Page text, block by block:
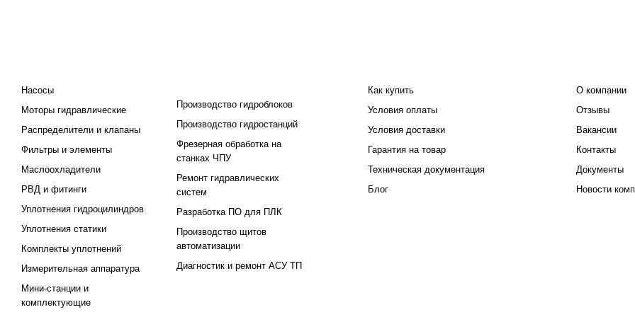
Насосы
Моторы гидравлические
Распределители и клапаны
Фильтры и элементы
Маслоохладители
РВД и фитинги
Уплотнения гидроцилиндров
Уплотнения статики
Комплекты уплотнений
Измерительная аппаратура
Мини-станции и
комплектующие
Производство гидроблоков
Производство гидростанций
Фрезерная обработка на
станках ЧПУ
Ремонт гидравлических
систем
Разработка ПО для ПЛК
Производство щитов
автоматизации
Диагностик и ремонт АСУ ТП
Как купить
Условия оплаты
Условия доставки
Гарантия на товар
Техническая документация
Блог
О компании
Отзывы
Вакансии
Контакты
Документы
Новости